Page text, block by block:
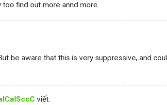
too find out more annd more.
be aware that this is very suppressive, and
viết: